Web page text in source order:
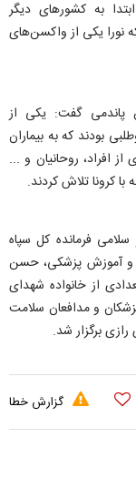
به کشورهای دیگر
نورا یکی از واکسن‌های
پاندمی گفت: یکی از
بودند که به بیماران
افراد، روحانیان و ...
کرونا تلاش کردند.
فرمانده کل سپاه
و آموزش پزشکی، حسن
از خانواده‌ شهدای
و مدافعان سلامت
گزارش خطا